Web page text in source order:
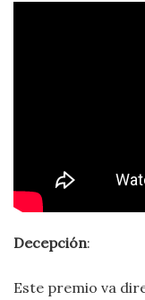
Decepción:
Este premio va